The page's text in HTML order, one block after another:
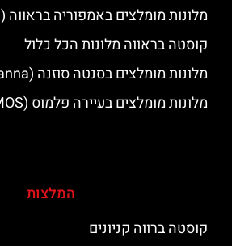
מלונות מומלצים באמפוריה בראווה (Empuriabrava)
קוסטה בראווה מלונות הכל כלול
מלונות מומלצים בסנטה סוזנה (Santa Susanna)
מלונות מומלצים בעיירה פלמוס (PALAMOS)
המלצות
קוסטה ברווה קניונים